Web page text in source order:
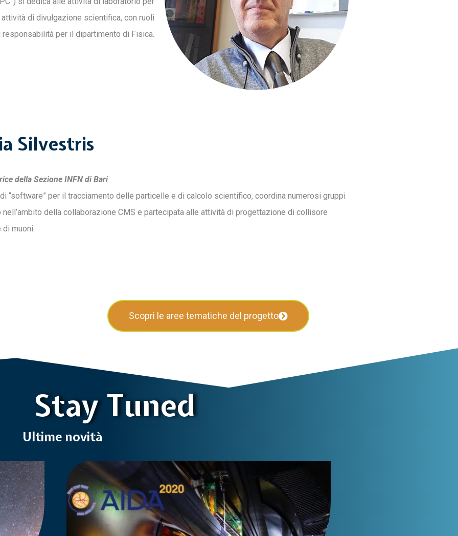
di divulgazione scientifica, con ruoli
per il dipartimento di Fisica.
Silvestris
della Sezione INFN di Bari
“software” per il tracciamento delle particelle e di calcolo scientifico, coordina numerosi gruppi
nell’ambito della collaborazione CMS e partecipata alle attività di progettazione di collisore
di muoni.
Scopri le aree tematiche del progetto
Stay Tuned
Ultime novità